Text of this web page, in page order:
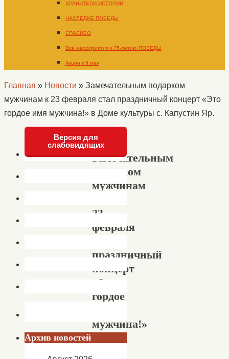
ХРАНИТЕЛИ ИСТОРИИ
НАСЛЕДИЕ ПОБЕДЫ
СПАСИБО
Все мероприятия к 75-летию ПОБЕДЫ
Акции к 9 мая
Главная » Новости » Замечательным подарком
мужчинам к 23 февраля стал праздничный концерт «Это
гордое имя мужчина!» в Доме культуры с. Капустин Яр.
Замечательным
подарком
мужчинам
23
февраля
праздничный
концерт
«Это
гордое
мужчина!»
Версия для
слабовидящих
Архив новостей